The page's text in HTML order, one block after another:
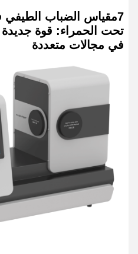
7مقياس الضباب الطيفي
تحت الحمراء: قوة جديدة
في مجالات متعددة